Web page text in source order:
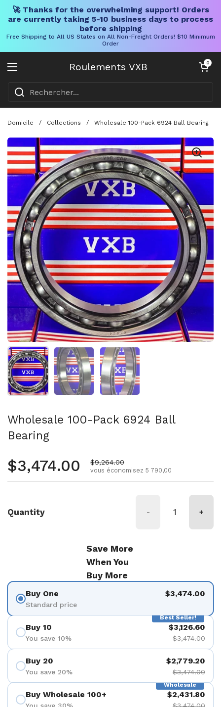
🚀 Thanks for the overwhelming support! Orders
are currently taking 5-10 business days to process
before shipping
Free Shipping to All US States on All Non-Freight Orders! $10 Minimum
Order
Roulements VXB
Ouvrir le menu
Chariot
0
Domicile / Collections / Wholesale 100-Pack 6924 Ball Bearing
Afficher la diapositive 1Afficher la diapositive 2Afficher la diapositive 3
Wholesale 100-Pack 6924 Ball
Bearing
Prix régulier
$3,474.00 Prix de vente
$9,264.00
vous économisez 5 790,00
Quantity - +
Save More
When You
Buy More
Buy One
Standard price
$3,474.00
Best Seller!
Buy 10
You save 10%
$3,126.60
$3,474.00
Buy 20
You save 20%
$2,779.20
$3,474.00
Wholesale
Buy Wholesale 100+
You save 30%
$2,431.80
$3,474.00